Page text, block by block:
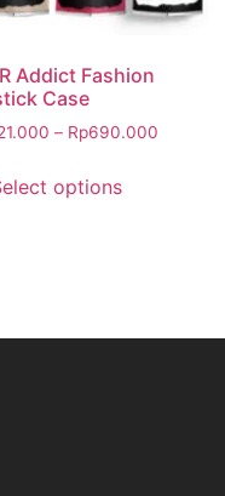
Addict Fashion
Case
– Rp690.000
options